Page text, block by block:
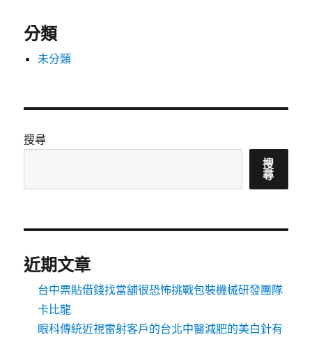
分類
未分類
搜尋
搜
尋
近期文章
台中票貼借錢找當舖很恐怖挑戰包裝機械研發團隊
卡比龍
眼科傳統近視雷射客戶的台北中醫減肥的美白針有